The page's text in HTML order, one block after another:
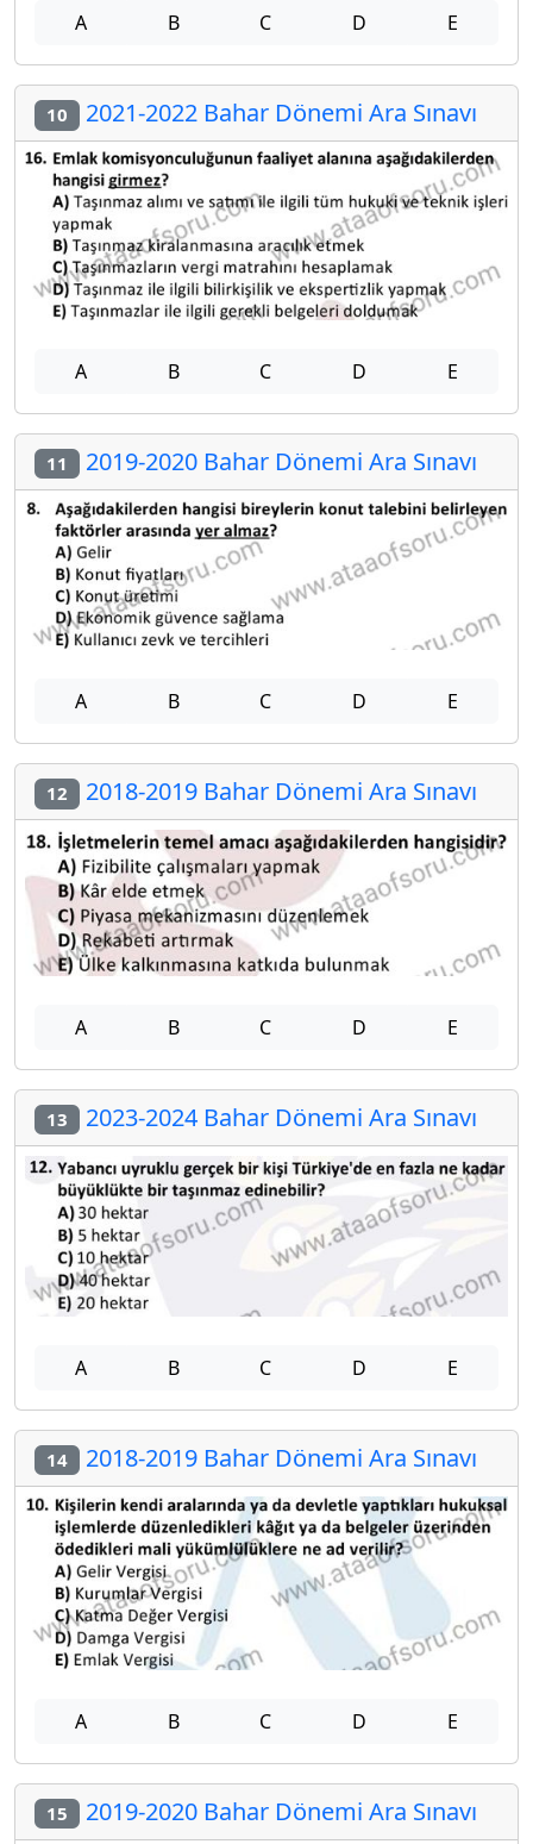
A B C D E
10 2021-2022 Bahar Dönemi Ara Sınavı
A B C D E
11 2019-2020 Bahar Dönemi Ara Sınavı
A B C D E
12 2018-2019 Bahar Dönemi Ara Sınavı
A B C D E
13 2023-2024 Bahar Dönemi Ara Sınavı
A B C D E
14 2018-2019 Bahar Dönemi Ara Sınavı
A B C D E
15 2019-2020 Bahar Dönemi Ara Sınavı